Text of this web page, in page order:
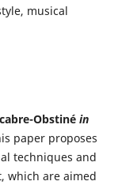
musical
Obstinéin
paper proposes
techniques and
which are aimed